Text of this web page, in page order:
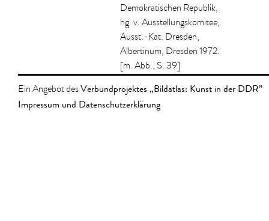
Demokratischen Republik,
hg. v. Ausstellungskomitee,
Ausst.-Kat. Dresden,
Albertinum, Dresden 1972.
[m. Abb., S. 39]
Ein Angebot desVerbundprojektes „Bildatlas: Kunst in der DDR”
Impressum und Datenschutzerklärung